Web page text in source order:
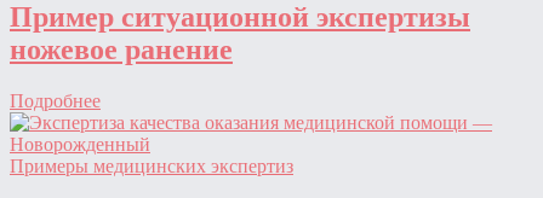
Пример ситуационной экспертизы
ножевое ранение
Подробнее
Примеры медицинских экспертиз